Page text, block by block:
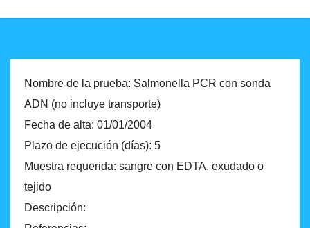
Nombre de la prueba: Salmonella PCR con sonda
ADN (no incluye transporte)
Fecha de alta: 01/01/2004
Plazo de ejecución (días): 5
Muestra requerida: sangre con EDTA, exudado o
tejido
Descripción: